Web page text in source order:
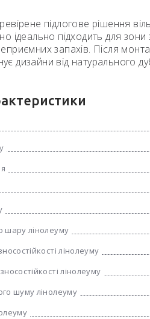
підлогове рішення
ідеально підходить для
запахів. Після
дизайни від натурального
шару лінолеуму
лінолеуму
лінолеуму
шуму лінолеуму